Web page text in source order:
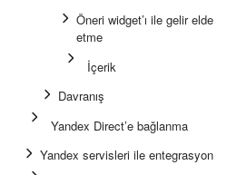
Öneri widget’ı ile gelir elde
etme
İçerik
Davranış
Yandex Direct’e bağlanma
Yandex servisleri ile entegrasyon